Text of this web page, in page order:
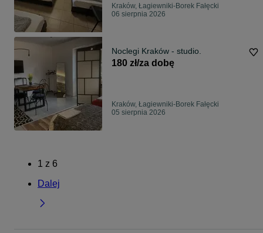
Kraków, Łagiewniki-Borek Fałęcki
06 sierpnia 2026
Noclegi Kraków - studio.
180 zł/za dobę
Kraków, Łagiewniki-Borek Fałęcki
05 sierpnia 2026
1 z 6
Dalej